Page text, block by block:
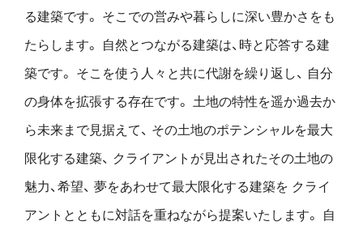
る建築です。 そこでの営みや暮らしに深い豊かさをも
たらします。
自然とつながる建築は、時と応答する建
築です。 そこを使う人々と共に代謝を繰り返し、 自分
の身体を拡張する存在です。 土地の特性を遥か過去か
ら未来まで見据えて、 その土地のポテンシャルを最大
限化する建築、 クライアントが見出されたその土地の
魅力、希望、 夢をあわせて最大限化する建築を クライ
アントとともに対話を重ねながら提案いたします。
自